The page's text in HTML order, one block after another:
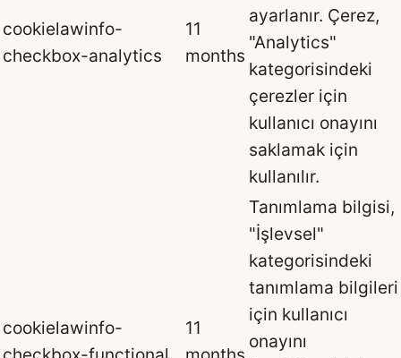
cookielawinfo-
checkbox-analytics
11
months
ayarlanır. Çerez,
"Analytics"
kategorisindeki
çerezler için
kullanıcı onayını
saklamak için
kullanılır.
cookielawinfo-
11
Tanımlama bilgisi,
"İşlevsel"
kategorisindeki
tanımlama bilgileri
için kullanıcı
onayını